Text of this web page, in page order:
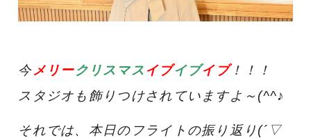
今メリークリスマスイブイブイブ！！！
スタジオも飾りつけされていますよ～(^^♪
それでは、本日のフライトの振り返り(´▽